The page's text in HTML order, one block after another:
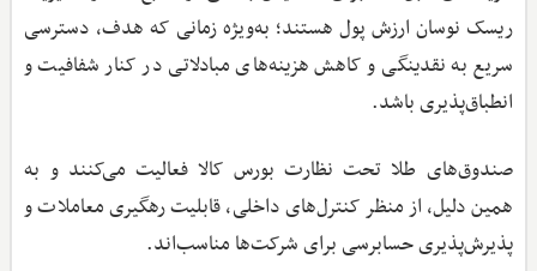
ریسک نوسان ارزش پول هستند؛ به‌ویژه زمانی که هدف، دسترسی
سریع به نقدینگی و کاهش هزینه‌های مبادلاتی در کنار شفافیت و
انطباق‌پذیری باشد.
صندوق‌های طلا تحت نظارت بورس کالا فعالیت می‌کنند و به
همین دلیل، از منظر کنترل‌های داخلی، قابلیت رهگیری معاملات و
پذیرش‌پذیری حسابرسی برای شرکت‌ها مناسب‌اند.